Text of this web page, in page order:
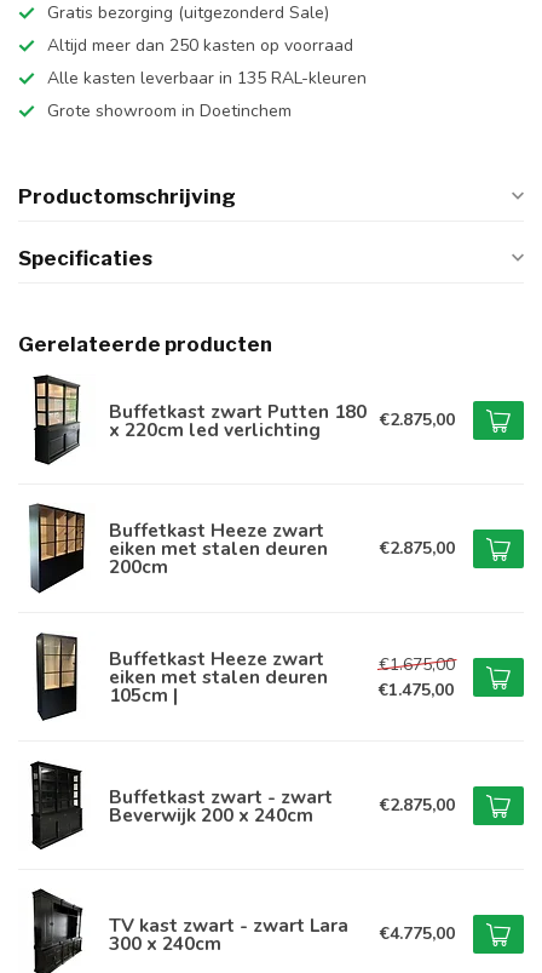
Gratis bezorging (uitgezonderd Sale)
Altijd meer dan 250 kasten op voorraad
Alle kasten leverbaar in 135 RAL-kleuren
Grote showroom in Doetinchem
Productomschrijving
Specificaties
Gerelateerde producten
Buffetkast zwart Putten 180
x 220cm led verlichting €2.875,00
Buffetkast Heeze zwart
eiken met stalen deuren
200cm
€2.875,00
Buffetkast Heeze zwart
eiken met stalen deuren
105cm |
€1.675,00
€1.475,00
Buffetkast zwart - zwart
Beverwijk 200 x 240cm €2.875,00
TV kast zwart - zwart Lara
300 x 240cm €4.775,00